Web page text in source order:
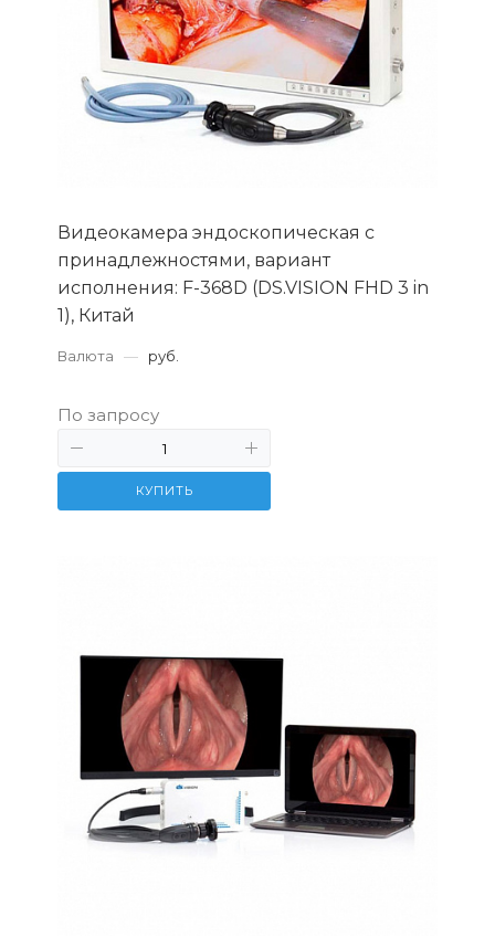
Видеокамера эндоскопическая с
принадлежностями, вариант
исполнения: F-368D (DS.VISION FHD 3 in
1), Китай
Валюта — руб.
По запросу
КУПИТЬ